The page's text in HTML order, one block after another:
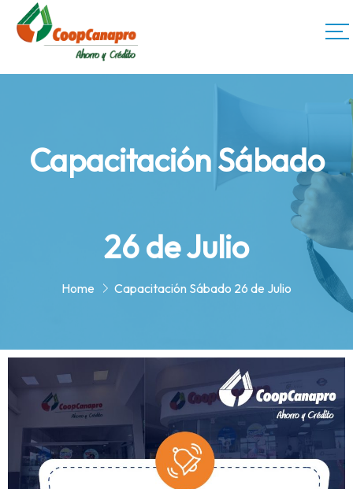
Capacitación Sábado
26 de Julio
Home Capacitación Sábado 26 de Julio